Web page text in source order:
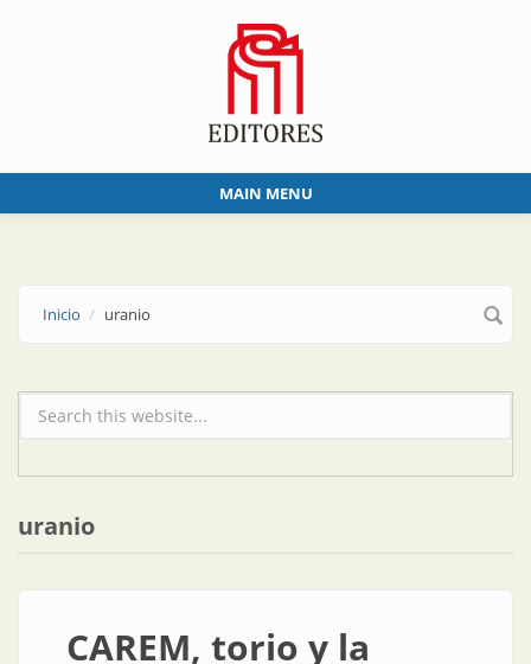
MAIN MENU
Inicio uranio
Formulario de búsqueda
uranio
CAREM, torio y la